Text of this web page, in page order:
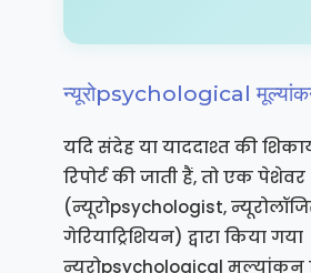
न्यूरोpsychological
यदि संदेह या याददाश्त की
रिपोर्ट की जाती हैं, तो एक पेशेवर
(न्यूरोpsychologist,
गेरियाट्रिशियन) द्वारा किया गया
न्यूरोpsychological मूल्यांकन